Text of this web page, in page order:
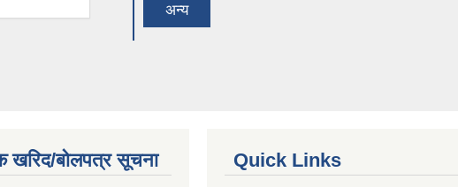
अन्य
खरिद/बोलपत्र सूचना Quick Links